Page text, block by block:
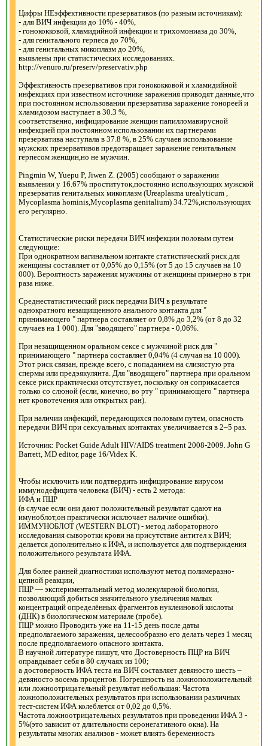
Цифры НЕэффективности презервативов (по разным источникам):
- для ВИЧ инфекции до 10% - 40%,
- гонококковой, хламидийной инфекции и трихомониаза до 30%,
- для генитального герпеса до 70%,
- для генитальных микоплазм до 20%,
выявлены при статистических исследованиях.
http://venuro.ru/preserv/preservativ.php
Эффективность презервативов при гонококковой и хламидийной
инфекциях при известном источнике заражения приводят данные,что
при постоянном использовании презерватива заражение гонореей и
хламидозом наступает в 30.3 %,
соответственно, инфицирование женщин папилломавирусной
инфекцией при постоянном использовании их партнерами
презерватива наступала в 37.8 %, в 25% случаев использование
мужских презервативов предотвращает заражение генитальным
герпесом женщин,но не мужчин.
Pingmin W, Yuepu P, Jiwen Z. (2005) сообщают о заражении
выявлении у 16.67% проституток,постоянно использующих мужской
презерватив генитальных микоплазм (Ureaplasma urealyticum ,
Mycoplasma hominis,Mycoplasma genitalium) 34.72%,использующих
его регулярно.
Статистические риски передачи ВИЧ инфекции половым путем
следующие:
При однократном вагинальном контакте статистический риск для
женщины составляет от 0,05% до 0,15% (от 5 до 15 случаев на 10
000). Вероятность заражения мужчины от женщины примерно в три
раза ниже.
Cреднестатистический риск передачи ВИЧ в результате
однократного незащищенного анального контакта для "
принимающего " партнера составляет от 0,8% до 3,2% (от 8 до 32
случаев на 1 000). Для "вводящего" партнера - 0,06%.
При незащищенном оральном сексе с мужчиной риск для "
принимающего " партнера составляет 0,04% (4 случая на 10 000).
Этот риск связан, прежде всего, с попаданием на слизистую рта
спермы или предэякулянта. Для "вводящего" партнера при оральном
сексе риск практически отсутствует, поскольку он соприкасается
только со слюной (если, конечно, во рту " принимающего " партнера
нет кровотечения или открытых ран).
При наличии инфекций, передающихся половым путем, опасность
передачи ВИЧ при сексуальных контактах увеличивается в 2–5 раз.
Источник: Pocket Guide Adult HIV/AIDS treatment 2008-2009. John G
Barrett, MD editor, page 16/Videx K.
Чтобы исключить или подтвердить инфицирование вирусом
иммунодефицита человека (ВИЧ) - есть 2 метода:
ИФА и ПЦР
(в случае если они дают положительный результат сдают на
имуноблот,он практически исключает наличие ошибки).
ИММУНОБЛОТ (WESTERN BLOT) - метод лабораторного
исследования сыворотки крови на присутствие антител к ВИЧ;
делается дополнительно к ИФА, и используется для подтверждения
положительного результата ИФА.
Для более ранней диагностики используют метод полимеразно-
цепной реакции,
ПЦР — экспериментальный метод молекулярной биологии,
позволяющий добиться значительного увеличения малых
концентраций определённых фрагментов нуклеиновой кислоты
(ДНК) в биологическом материале (пробе).
ПЦР можно Проводить уже на 11-15 день после даты
предполагаемого заражения, целесообразно его делать через 1 месяц
после предполагаемого опасного контакта.
В научной литературе пишут, что Достоверность ПЦР на ВИЧ
оправдывает себя в 80 случаях из 100;
а достоверность ИФА теста на ВИЧ составляет девяносто шесть –
девяносто восемь процентов. Погрешность на ложноположительный
или ложноотрицательный результат небольшая: Частота
ложноположительных результатов при использовании различных
тест-систем ИФА колеблется от 0,02 до 0,5%.
Частота ложноотрицательных результатов при проведении ИФА 3 -
5%(это зависит от длительности серонегативного окна). На
результаты многих анализов - может влиять беременность